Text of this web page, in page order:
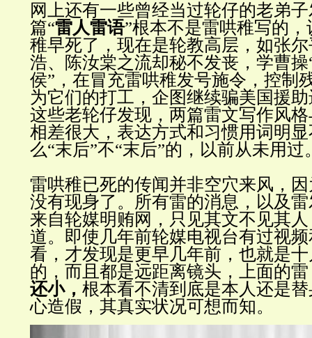
网上还有一些曾经当过轮仔的老弟
篇“雷人雷语”根本不是雷哄稚写的
稚早死了，现在是轮教高层，如张
浩、陈汝棠之流却秘不发丧，学曹
侯”，在冒充雷哄稚发号施令，控制
为它们的打工，企图继续骗美国援
这些老轮仔发现，两篇雷文写作风
相差很大，表达方式和习惯用词明
么“末后”不“末后”的，以前从未用过
雷哄稚已死的传闻并非空穴来风，
没有现身了。所有雷的消息，以及
来自轮媒明贿网，只见其文不见其
道。即使几年前轮媒电视台有过视
看，才发现是更早几年前，也就是
的，而且都是远距离镜头，上面的
还小， 根本看不清到底是本人还是
心造假，其真实状况可想而知。